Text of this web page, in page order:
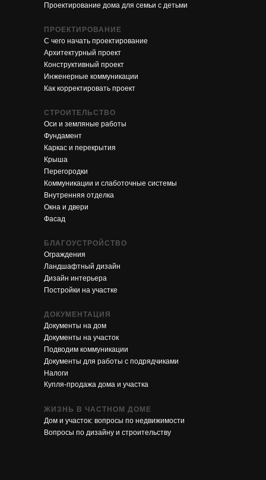
ПРОЕКТИРОВАНИЕ
С чего начать проектирование
Архитектурный проект
Конструктивный проект
Инженерные коммуникации
Как корректировать проект
СТРОИТЕЛЬСТВО
Оси и земляные работы
Фундамент
Каркас и перекрытия
Крыша
Перегородки
Коммуникации и слаботочные системы
Внутренняя отделка
Окна и двери
Фасад
БЛАГОУСТРОЙСТВО
Ограждения
Ландшафтный дизайн
Дизайн интерьера
Постройки на участке
Документы на дом
ДОКУМЕНТАЦИЯ
Документы на участок
Подводим коммуникации
Документы для работы с подрядчиками
Налоги
Купля-продажа дома и участка
ЖИЗНЬ В ЧАСТНОМ ДОМЕ
Дом и участок: вопросы по недвижимости
Вопросы по дизайну и строительству
Проектирование дома для семьи с детьми